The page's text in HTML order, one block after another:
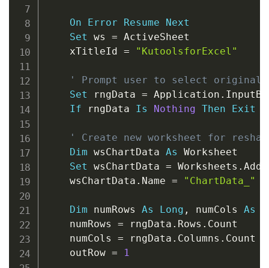
On Error Resume
Next
Set ws = ActiveSheet
    xTitleId
= "KutoolsforExcel"
' Prompt user to select original
Set rngData = Application .
If rngData Is Nothing Then Exit
' Create new worksheet for
Dim wsChartData As Worksheet
Set wsChartData = Worksheets . Add
    wsChartData
. Name = "ChartData_"
Dim numRows As Long , numCols As
    numRows
= rngData . Rows . Count
    numCols
= rngData . Columns . Count
    outRow
= 1